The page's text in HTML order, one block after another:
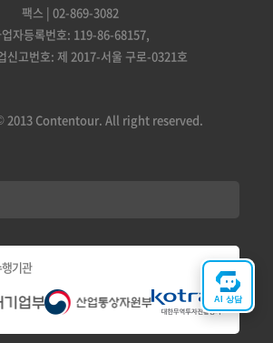
팩스 | 02-869-3082
업자등록번호: 119-86-68157,
신고번호: 제 2017-서울 구로-0321호
2013 Contentour. All right reserved.
기관
AI 상담